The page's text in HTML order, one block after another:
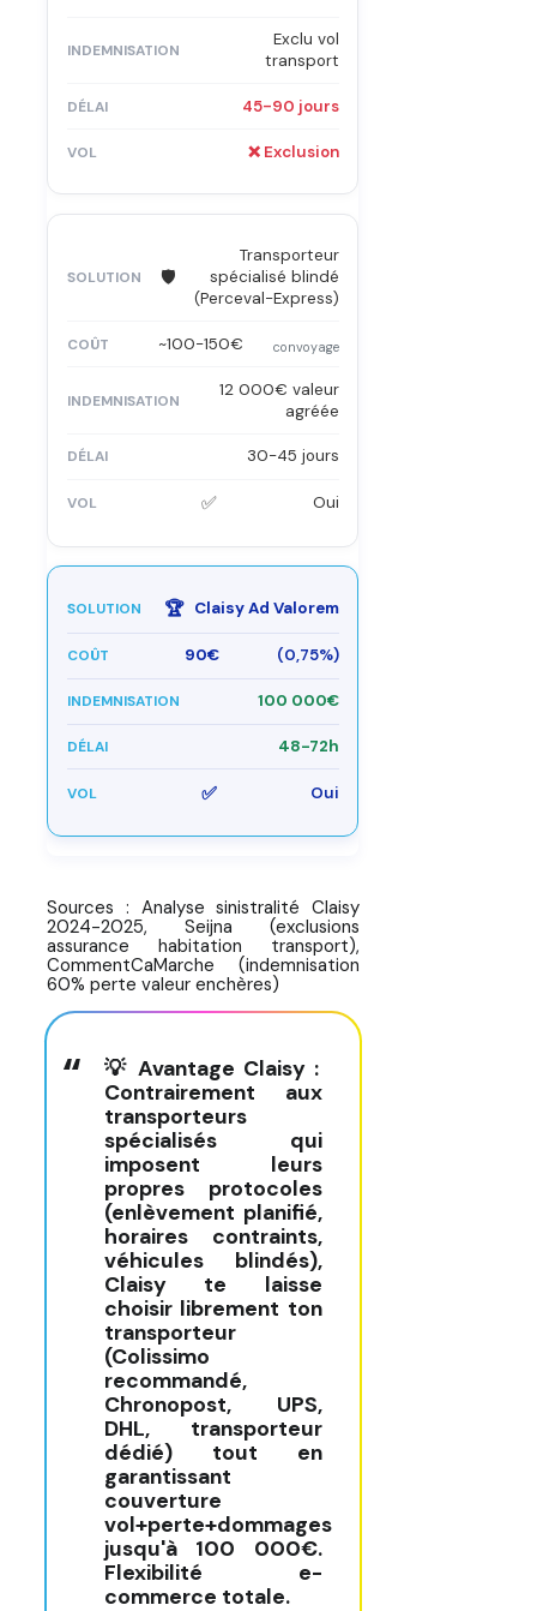
Exclu vol
transport
45-90 jours
❌ Exclusion
🛡️
Transporteur
spécialisé blindé
(Perceval-Express)
~100-150€ convoyage
12 000€ valeur
agréée
30-45 jours
✅ Oui
🏆 Claisy Ad Valorem
90€ (0,75%)
100 000€
48-72h
✅ Oui
Sources : Analyse sinistralité Claisy
2024-2025, Seijna (exclusions
assurance habitation transport),
CommentCaMarche (indemnisation
60% perte valeur enchères)
💡 Avantage Claisy :
Contrairement aux
transporteurs
spécialisés qui
imposent leurs
propres protocoles
(enlèvement planifié,
horaires contraints,
véhicules blindés),
Claisy te laisse
choisir librement ton
transporteur
(Colissimo
recommandé,
Chronopost, UPS,
DHL, transporteur
dédié) tout en
garantissant
couverture
vol+perte+dommages
jusqu'à 100 000€.
Flexibilité e-
commerce totale.